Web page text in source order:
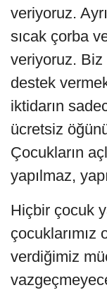
veriyoruz.
sıcak çorba
veriyoruz. Biz
destek
iktidarın
ücretsiz
Çocukların
yapılmaz,
Hiçbir çocuk
çocuklarımız
verdiğimiz